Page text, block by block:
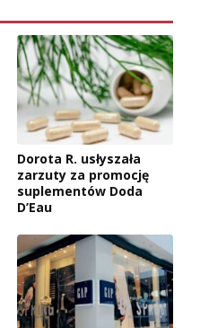
Dorota R. usłyszała
zarzuty za promocję
suplementów Doda
D’Eau